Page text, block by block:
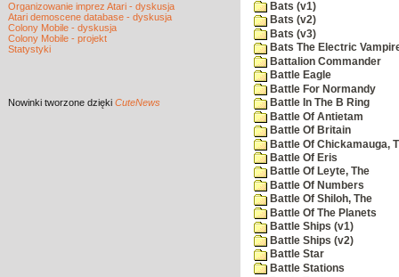
Organizowanie imprez Atari - dyskusja
Atari demoscene database - dyskusja
Colony Mobile - dyskusja
Colony Mobile - projekt
Statystyki
Nowinki tworzone dzięki CuteNews
Bats (v1)
Bats (v2)
Bats (v3)
Bats The Electric
Battalion Commander
Battle Eagle
Battle For Normandy
Battle In The B Ring
Battle Of Antietam
Battle Of Britain
Battle Of Chickamauga,
Battle Of Eris
Battle Of Leyte, The
Battle Of Numbers
Battle Of Shiloh, The
Battle Of The Planets
Battle Ships (v1)
Battle Ships (v2)
Battle Star
Battle Stations